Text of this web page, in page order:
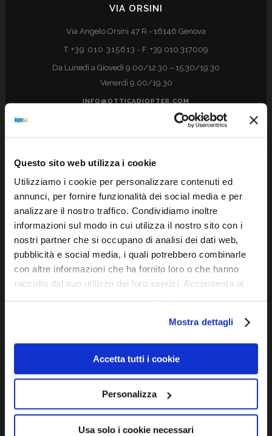
Questo sito web utilizza i cookie
Utilizziamo i cookie per personalizzare contenuti ed
annunci, per fornire funzionalità dei social media e per
analizzare il nostro traffico. Condividiamo inoltre
informazioni sul modo in cui utilizza il nostro sito con i
nostri partner che si occupano di analisi dei dati web,
pubblicità e social media, i quali potrebbero combinarle
con altre informazioni che ha fornito loro o che hanno
raccolto dal suo utilizzo dei loro servizi. Acconsenta ai
Mostra dettagli
Accetta tutti i cookie
Personalizza
Usa solo i cookie necessari
VIA ORSINI
Via Angelo Orsini 47 R - 16146 Genova
T. +39 010 315613 - F. +39 010 317009
Da Lunedì a Giovedì 9.00/12.30 – 15.30/19.30
Venerdì 9.00/19.30
INFO@OTTICADIOPTER.COM
T. e F.
+39 010 2510571
Da Martedì a Sabato 9.00/12.30 – 15.30/19.30
INFO@OTTICADIOPTER.COM
UTILITY
Company info
Informativa sui cookies